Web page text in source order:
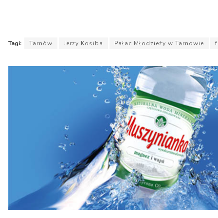
Tagi: Tarnów Jerzy Kosiba Pałac Młodzieży w Tarnowie